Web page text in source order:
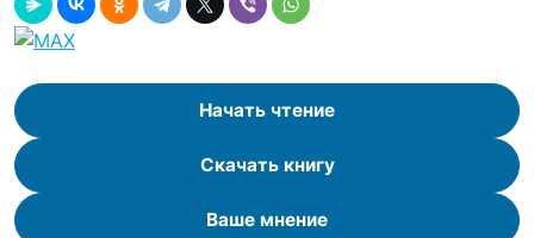
Начать чтение
Скачать книгу
Ваше мнение